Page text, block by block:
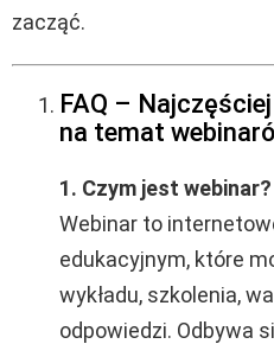
zacząć.
FAQ –
na temat
1. Czym jest webinar?
Webinar to
edukacyjnym, które
wykładu, szkolenia,
odpowiedzi. Odbywa